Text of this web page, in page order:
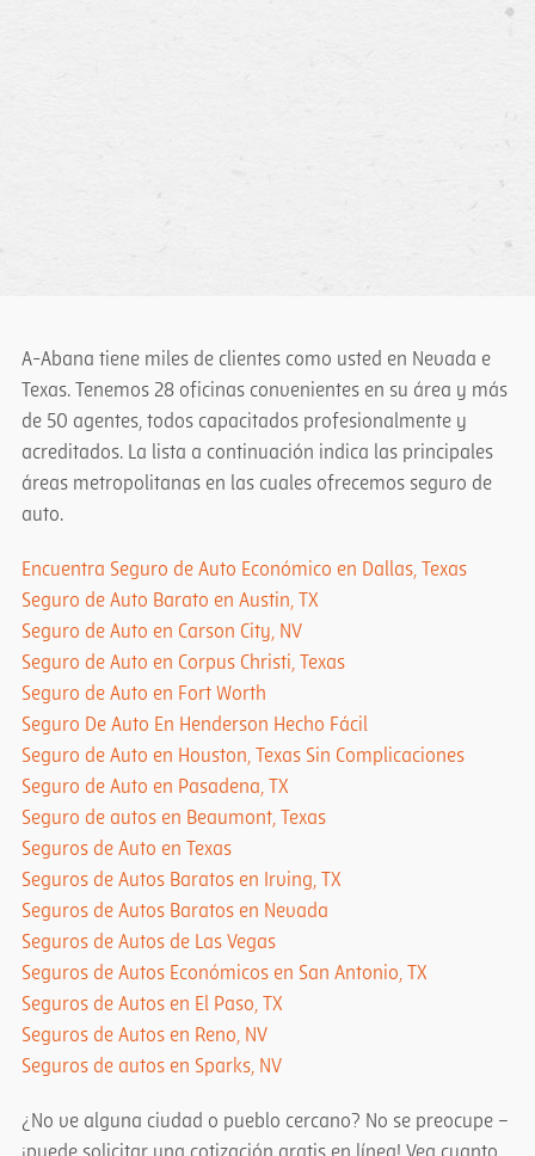
A-Abana tiene miles de clientes como usted en Nevada e
Texas. Tenemos 28 oficinas convenientes en su área y más
de 50 agentes, todos capacitados profesionalmente y
acreditados. La lista a continuación indica las principales
áreas metropolitanas en las cuales ofrecemos seguro de
auto.
Encuentra Seguro de Auto Económico en Dallas, Texas
Seguro de Auto Barato en Austin, TX
Seguro de Auto en Carson City, NV
Seguro de Auto en Corpus Christi, Texas
Seguro de Auto en Fort Worth
Seguro De Auto En Henderson Hecho Fácil
Seguro de Auto en Houston, Texas Sin Complicaciones
Seguro de Auto en Pasadena, TX
Seguro de autos en Beaumont, Texas
Seguros de Auto en Texas
Seguros de Autos Baratos en Irving, TX
Seguros de Autos Baratos en Nevada
Seguros de Autos de Las Vegas
Seguros de Autos Económicos en San Antonio, TX
Seguros de Autos en El Paso, TX
Seguros de Autos en Reno, NV
Seguros de autos en Sparks, NV
¿No ve alguna ciudad o pueblo cercano? No se preocupe –